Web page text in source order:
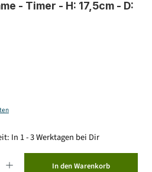
- Timer - H: 17,5cm - D:
In 1 - 3 Werktagen bei Dir
In den Warenkorb